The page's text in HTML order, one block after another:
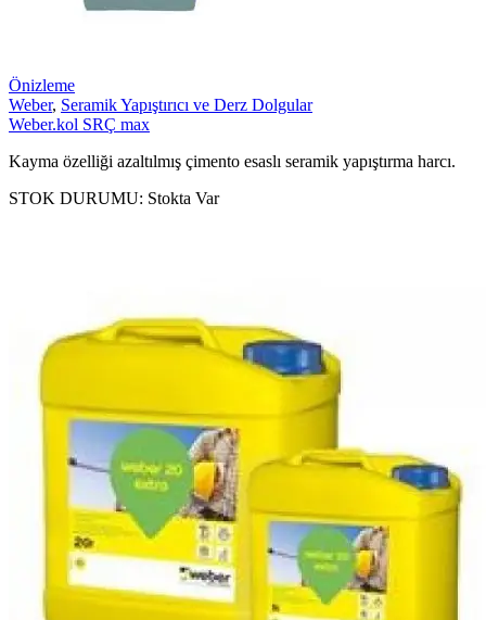
Önizleme
Weber, Seramik Yapıştırıcı ve Derz Dolgular
Weber.kol SRÇ max
Kayma özelliği azaltılmış çimento esaslı seramik yapıştırma harcı.
STOK DURUMU: Stokta Var